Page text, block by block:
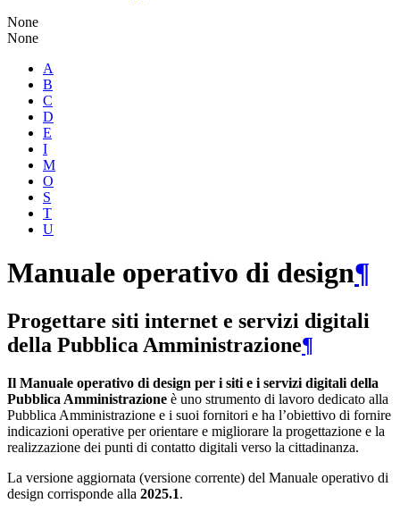
None
None
A
B
C
D
E
I
M
O
S
T
U
Manuale operativo di design¶
Progettare siti internet e servizi digitali
della Pubblica Amministrazione¶
Il Manuale operativo di design per i siti e i servizi digitali della
Pubblica Amministrazione è uno strumento di lavoro dedicato alla
Pubblica Amministrazione e i suoi fornitori e ha l’obiettivo di fornire
indicazioni operative per orientare e migliorare la progettazione e la
realizzazione dei punti di contatto digitali verso la cittadinanza.
La versione aggiornata (versione corrente) del Manuale operativo di
design corrisponde alla 2025.1.